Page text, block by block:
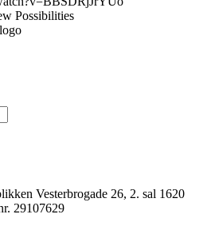
Possibilities
Vesterbrogade 26, 2. sal 1620
29107629